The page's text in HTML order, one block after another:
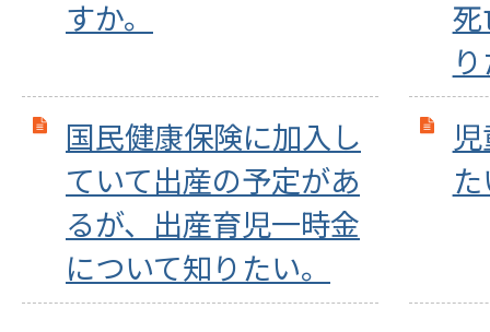
すか。
国民健康保険に加入し
ていて出産の予定があ
るが、出産育児一時金
について知りたい。